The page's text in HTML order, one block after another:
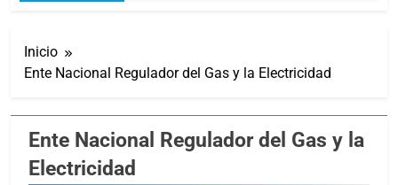
Inicio
Ente Nacional Regulador del Gas y la Electricidad
Ente Nacional Regulador del Gas y la
Electricidad